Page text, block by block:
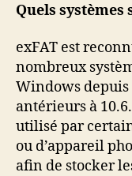
Quels systèmes
exFAT est
nombreux
Windows depuis
antérieurs à
utilisé par
ou d’appareil
afin de stocker